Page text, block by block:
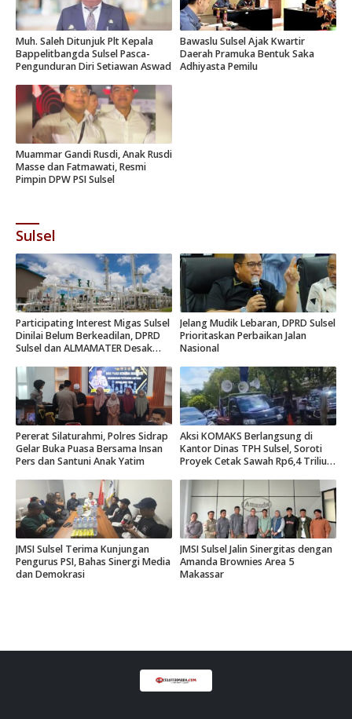
Muh. Saleh Ditunjuk Plt Kepala
Bappelitbangda Sulsel Pasca-
Pengunduran Diri Setiawan Aswad
Bawaslu Sulsel Ajak Kwartir
Daerah Pramuka Bentuk Saka
Adhiyasta Pemilu
Muammar Gandi Rusdi, Anak Rusdi
Masse dan Fatmawati, Resmi
Pimpin DPW PSI Sulsel
Sulsel
Participating Interest Migas Sulsel
Dinilai Belum Berkeadilan, DPRD
Sulsel dan ALMAMATER Desak
Jelang Mudik Lebaran, DPRD Sulsel
Prioritaskan Perbaikan Jalan
Nasional
Pererat Silaturahmi, Polres Sidrap
Gelar Buka Puasa Bersama Insan
Pers dan Santuni Anak Yatim
Aksi KOMAKS Berlangsung di
Kantor Dinas TPH Sulsel, Soroti
Proyek Cetak Sawah Rp6,4 Triliun
JMSI Sulsel Terima Kunjungan
Pengurus PSI, Bahas Sinergi Media
dan Demokrasi
JMSI Sulsel Jalin Sinergitas dengan
Amanda Brownies Area 5
Makassar